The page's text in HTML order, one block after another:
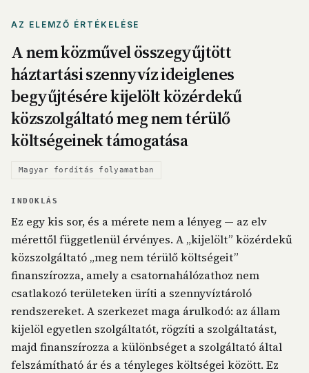
AZ ELEMZŐ ÉRTÉKELÉSE
A nem közművel összegyűjtött
háztartási szennyvíz ideiglenes
begyűjtésére kijelölt közérdekű
közszolgáltató meg nem térülő
költségeinek támogatása
Magyar fordítás folyamatban
INDOKLÁS
Ez egy kis sor, és a mérete nem a lényeg — az elv
mérettől függetlenül érvényes. A „kijelölt” közérdekű
közszolgáltató „meg nem térülő költségeit”
finanszírozza, amely a csatornahálózathoz nem
csatlakozó területeken üríti a szennyvíztároló
rendszereket. A szerkezet maga árulkodó: az állam
kijelöl egyetlen szolgáltatót, rögzíti a szolgáltatást,
majd finanszírozza a különbséget a szolgáltató által
felszámítható ár és a tényleges költségei között. Ez